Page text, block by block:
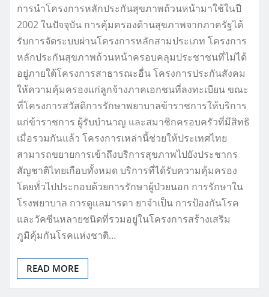
การนำโครงการหลักประกันสุขภาพถ้วนหน้ามาใช้ในปี
2002 ในปัจจุบัน การคุ้มครองด้านสุขภาพจากภาครัฐได้
รับการจัดระบบผ่านโครงการหลักสามประเภท โครงการ
หลักประกันสุขภาพถ้วนหน้าครอบคลุมประชาชนที่ไม่ได้
อยู่ภายใต้โครงการสาธารณะอื่น โครงการประกันสังคม
ให้ความคุ้มครองแก่ลูกจ้างภาคเอกชนที่ลงทะเบียน ขณะ
ที่โครงการสวัสดิการรักษาพยาบาลข้าราชการให้บริการ
แก่ข้าราชการ ผู้รับบำนาญ และสมาชิกครอบครัวที่มีสิทธิ
เมื่อรวมกันแล้ว โครงการเหล่านี้ช่วยให้ประเทศไทย
สามารถขยายการเข้าถึงบริการสุขภาพไปยังประชากร
สัญชาติไทยเกือบทั้งหมด บริการที่ได้รับความคุ้มครอง
โดยทั่วไปประกอบด้วยการรักษาผู้ป่วยนอก การรักษาใน
โรงพยาบาล การดูแลมารดา ยาจำเป็น การป้องกันโรค
และวัคซีนหลายชนิดที่รวมอยู่ในโครงการสร้างเสริม
ภูมิคุ้มกันโรคแห่งชาติ…
READ MORE